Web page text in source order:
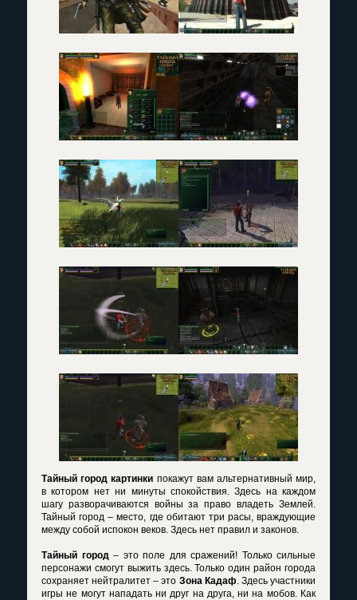
Тайный город картинки покажут вам альтернативный мир,
в котором нет ни минуты спокойствия. Здесь на каждом
шагу разворачиваются войны за право владеть Землей.
Тайный город – место, где обитают три расы, враждующие
между собой испокон веков. Здесь нет правил и законов.
Тайный город– это поле для сражений! Только сильные
персонажи смогут выжить здесь. Только один район города
сохраняет нейтралитет – это Зона Кадаф. Здесь участники
игры не могут нападать ни друг на друга, ни на мобов. Как